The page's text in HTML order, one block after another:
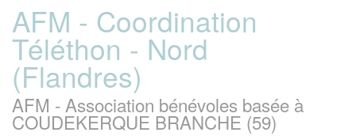
AFM - Coordination
Téléthon - Nord
(Flandres)
AFM - Association bénévoles basée à
COUDEKERQUE BRANCHE (59)